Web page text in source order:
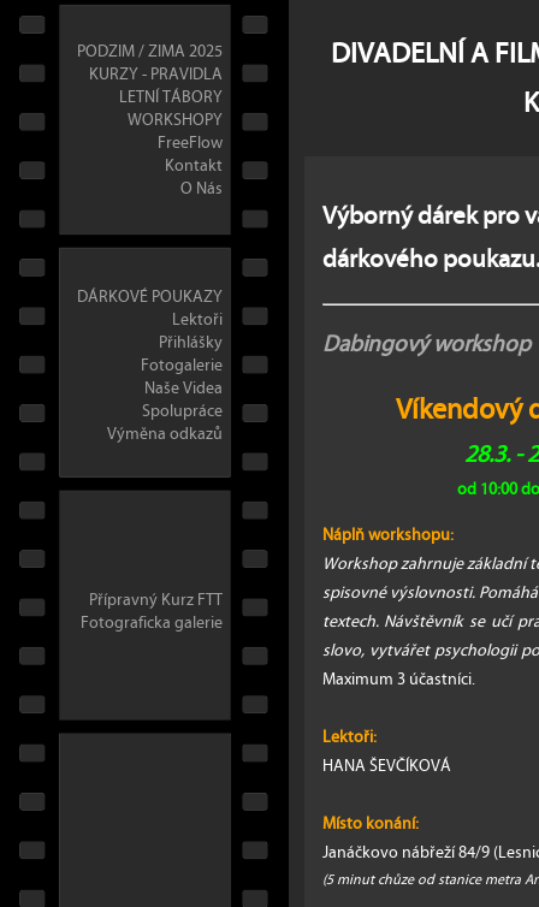
PODZIM / ZIMA 2025
KURZY - PRAVIDLA
LETNÍ TÁBORY
WORKSHOPY
FreeFlow
Kontakt
O Nás
DÁRKOVÉ POUKAZY
Lektoři
Přihlášky
Fotogalerie
Naše Videa
Spolupráce
Výměna odkazů
Přípravný Kurz FTT
Fotograficka galerie
DIVADELNÍ A
Výborný dárek pro
dárkového poukazu.
Dabingový workshop
Víkendový
28.3. -
od 10:00
Náplň workshopu:
Workshop zahrnuje základní
spisovné výslovnosti.
textech. Návštěvník se učí
slovo, vytvářet psychologii
Maximum 3 účastníci.
Lektoři:
HANA ŠEVČÍKOVÁ
Místo konání:
Janáčkovo nábřeží 84/9
(5 minut chůze od stanice metra